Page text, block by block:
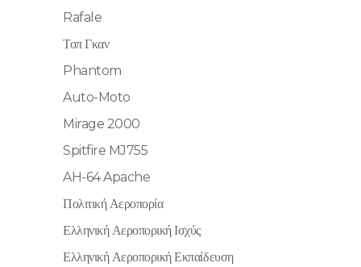
Rafale
Τοπ Γκαν
Phantom
Auto-Moto
Mirage 2000
Spitfire MJ755
AH-64 Apache
Πολιτική Αεροπορία
Ελληνική Αεροπορική Ισχύς
Ελληνική Αεροπορική Εκπαίδευση